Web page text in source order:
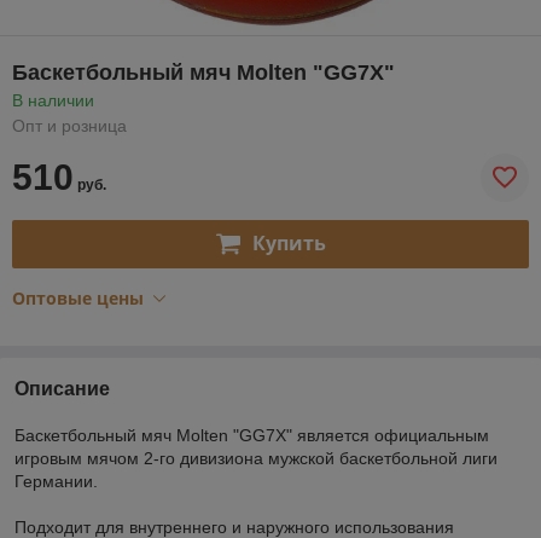
Баскетбольный мяч Molten "GG7X"
В наличии
Опт и розница
510 руб.
Купить
Оптовые цены
Описание
Баскетбольный мяч Molten "GG7X" является официальным
игровым мячом 2-го дивизиона мужской баскетбольной лиги
Германии.
Подходит для внутреннего и наружного использования